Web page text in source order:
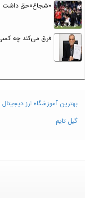
«شجاع»حق داشت
فرق می‌کند چه
بهترین آموزشگاه ارز
گیل تایم